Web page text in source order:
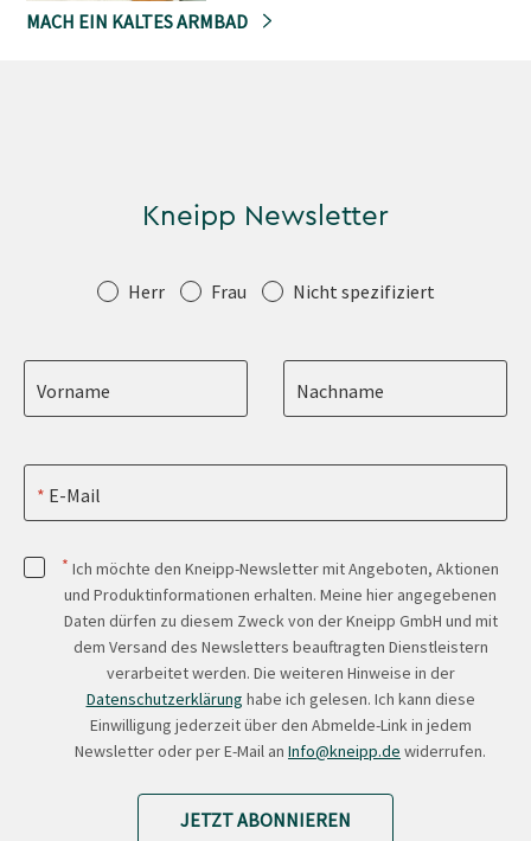
MACH EIN KALTES ARMBAD
Kneipp Newsletter
Anrede Herr Frau Nicht spezifiziert
Vorname Nachname
E-Mail
* Ich möchte den Kneipp-Newsletter mit Angeboten, Aktionen
und Produktinformationen erhalten. Meine hier angegebenen
Daten dürfen zu diesem Zweck von der Kneipp GmbH und mit
dem Versand des Newsletters beauftragten Dienstleistern
verarbeitet werden. Die weiteren Hinweise in der
Datenschutzerklärung habe ich gelesen. Ich kann diese
Einwilligung jederzeit über den Abmelde-Link in jedem
Newsletter oder per E-Mail an Info@kneipp.de widerrufen.
JETZT ABONNIEREN